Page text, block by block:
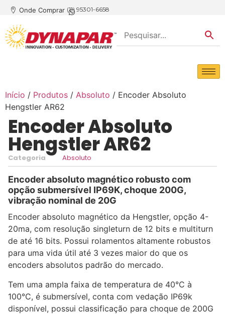
Onde Comprar (11) 95301-6658
Início / Produtos / Absoluto / Encoder Absoluto
Hengstler AR62
Encoder Absoluto
Hengstler AR62
Categoria Absoluto
Encoder absoluto magnético robusto com
opção submersível IP69K, choque 200G,
vibração nominal de 20G
Encoder absoluto magnético da Hengstler, opção 4-
20ma, com resolução singleturn de 12 bits e multiturn
de até 16 bits. Possui rolamentos altamente robustos
para uma vida útil até 3 vezes maior do que os
encoders absolutos padrão do mercado.
Tem uma ampla faixa de temperatura de 40°C à
100°C, é submersí­vel, conta com vedação IP69k
disponível, possui classificação para choque de 200G